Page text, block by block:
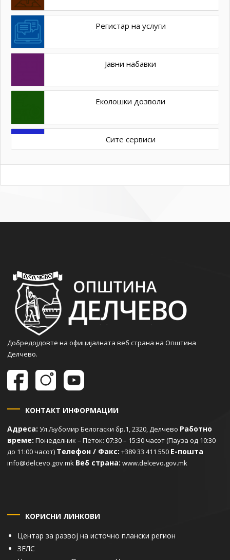
Регистар на услуги
Јавни набавки
Еколошки дозволи
Сите сервиси
Добредојдовте на официјалната веб страна на Општина
Делчево.
КОНТАКТ ИНФОРМАЦИИ
Адреса: Ул.Љубомир Белогаски бр.1, 2320, Делчево Работно
време: Понеделник – Петок: 07:30 – 15:30 часот (Пауза од 10:30
до 11:00 часот) Телефон / Факс: +389 33 411 550 Е-пошта
info@delcevo.gov.mk Веб страна: www.delcevo.gov.mk
КОРИСНИ ЛИНКОВИ
Центар за развој на источно плански регион
ЗЕЛС